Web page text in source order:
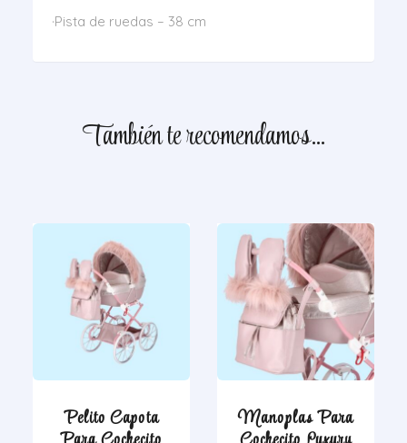
·Pista de ruedas – 38 cm
También te recomendamos…
Pelito Capota
Manoplas Para